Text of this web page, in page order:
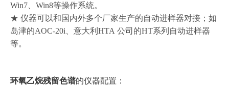
Win7、Win8等操作系统。
★ 仪器可以和国内外多个厂家生产的自动进样器对接；如
岛津的AOC-20i、意大利HTA 公司的HT系列自动进样器
等。
环氧乙烷残留色谱的仪器配置：